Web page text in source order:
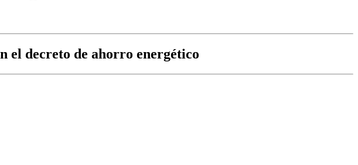
el decreto de ahorro energético